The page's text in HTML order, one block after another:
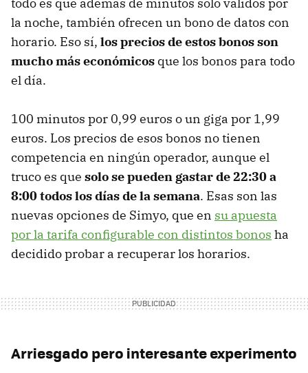
la noche, también ofrecen un bono de datos con
horario. Eso sí, los precios de estos bonos son
mucho más económicos que los bonos para todo
el día.
100 minutos por 0,99 euros o un giga por 1,99
euros. Los precios de esos bonos no tienen
competencia en ningún operador, aunque el
truco es que solo se pueden gastar de 22:30 a
8:00 todos los días de la semana. Esas son las
nuevas opciones de Simyo, que en su apuesta
por la tarifa configurable con distintos bonos ha
decidido probar a recuperar los horarios.
Arriesgado pero interesante experimento